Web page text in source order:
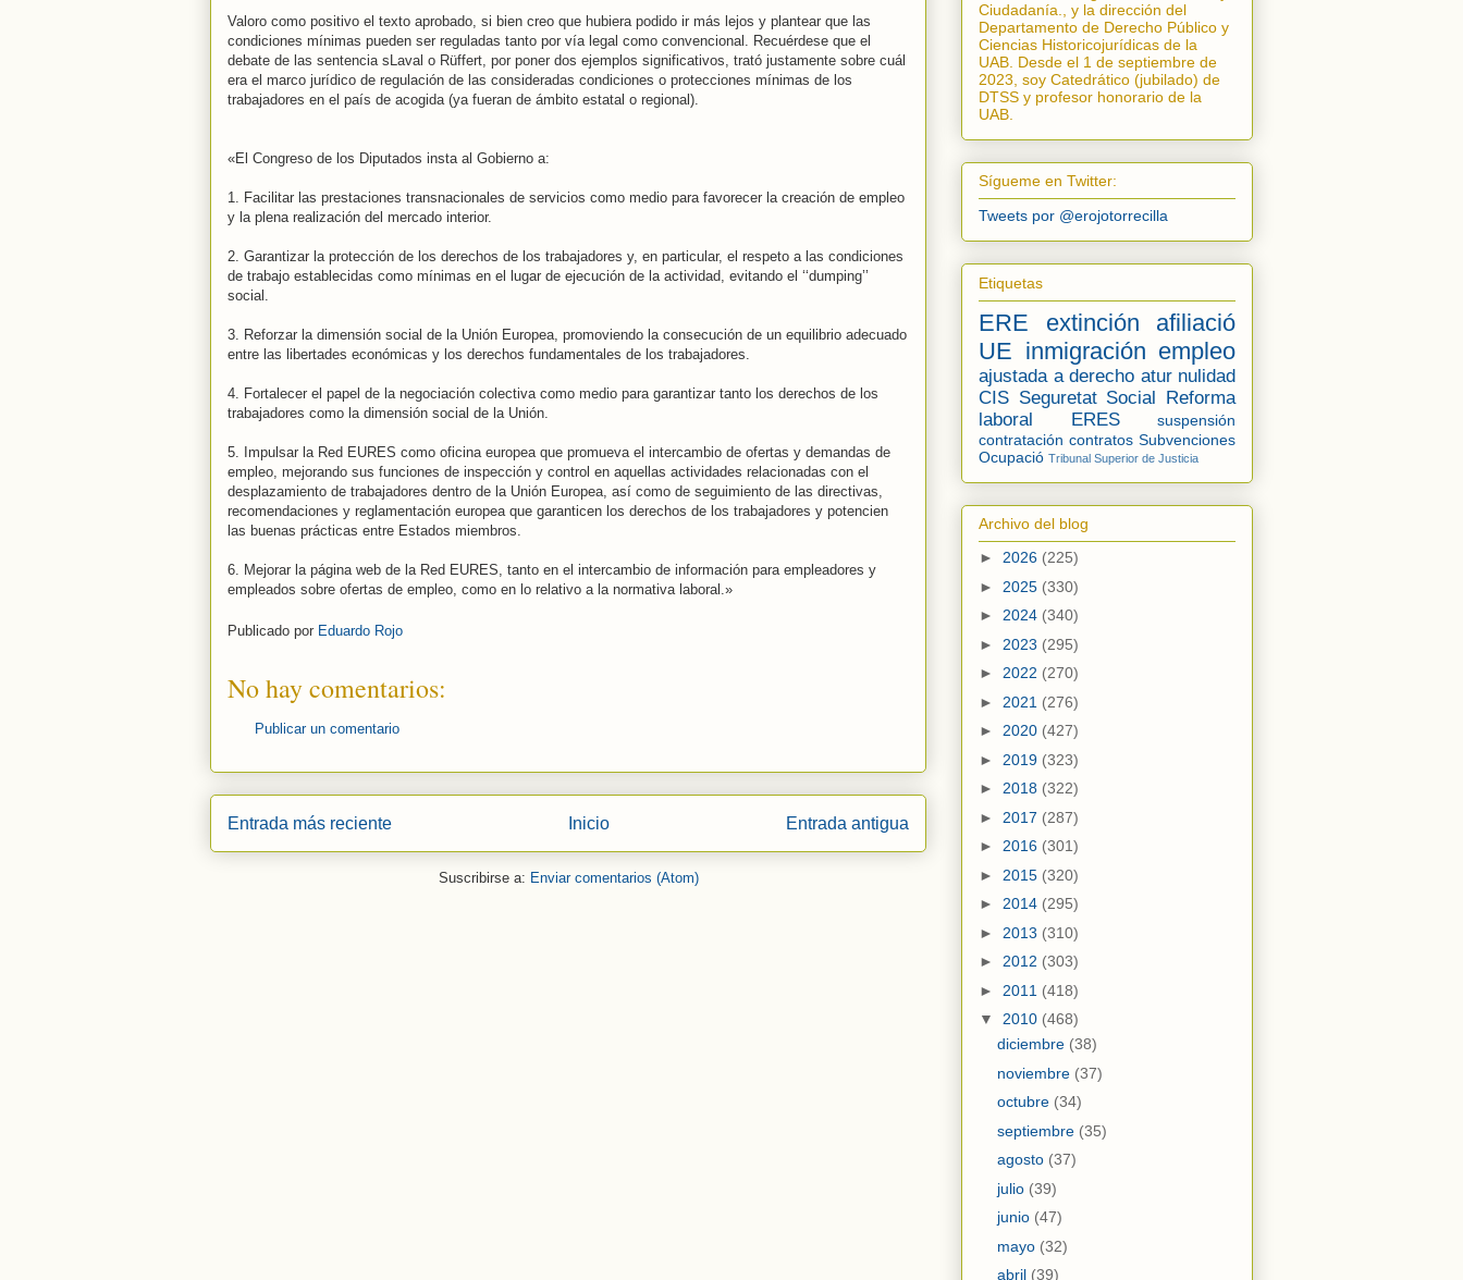
Valoro como positivo el texto aprobado, si bien creo que hubiera podido ir más lejos y plantear que las
condiciones mínimas pueden ser reguladas tanto por vía legal como convencional. Recuérdese que el
debate de las sentencia sLaval o Rüffert, por poner dos ejemplos significativos, trató justamente sobre cuál
era el marco jurídico de regulación de las consideradas condiciones o protecciones mínimas de los
trabajadores en el país de acogida (ya fueran de ámbito estatal o regional).
«El Congreso de los Diputados insta al Gobierno a:
1. Facilitar las prestaciones transnacionales de servicios como medio para favorecer la creación de empleo
y la plena realización del mercado interior.
2. Garantizar la protección de los derechos de los trabajadores y, en particular, el respeto a las condiciones
de trabajo establecidas como mínimas en el lugar de ejecución de la actividad, evitando el ‘‘dumping’’
social.
3. Reforzar la dimensión social de la Unión Europea, promoviendo la consecución de un equilibrio adecuado
entre las libertades económicas y los derechos fundamentales de los trabajadores.
4. Fortalecer el papel de la negociación colectiva como medio para garantizar tanto los derechos de los
trabajadores como la dimensión social de la Unión.
5. Impulsar la Red EURES como oficina europea que promueva el intercambio de ofertas y demandas de
empleo, mejorando sus funciones de inspección y control en aquellas actividades relacionadas con el
desplazamiento de trabajadores dentro de la Unión Europea, así como de seguimiento de las directivas,
recomendaciones y reglamentación europea que garanticen los derechos de los trabajadores y potencien
las buenas prácticas entre Estados miembros.
6. Mejorar la página web de la Red EURES, tanto en el intercambio de información para empleadores y
empleados sobre ofertas de empleo, como en lo relativo a la normativa laboral.»
Publicado por Eduardo Rojo
No hay comentarios:
Publicar un comentario
Entrada más reciente Entrada antigua
Inicio
Suscribirse a: Enviar comentarios (Atom)
Ciudadanía.
, y la dirección del
Departamento de Derecho Público y
Ciencias Historicojurídicas de la
UAB. Desde el 1 de septiembre de
2023, soy Catedrático (jubilado) de
DTSS y profesor honorario de la
UAB.
Sígueme en Twitter:
Tweets por @erojotorrecilla
Etiquetas
ERE extinción
afiliació
UE inmigración empleo
ajustada a derecho atur nulidad
CIS Seguretat Social Reforma
laboral
ERES
suspensión
contratación contratos Subvenciones
Ocupació Tribunal Superior de Justicia
Archivo del blog
► 2026 (225)
► 2025 (330)
► 2024 (340)
► 2023 (295)
► 2022 (270)
► 2021 (276)
► 2020 (427)
► 2019 (323)
► 2018 (322)
► 2017 (287)
► 2016 (301)
► 2015 (320)
► 2014 (295)
► 2013 (310)
► 2012 (303)
► 2011 (418)
▼ 2010 (468)
diciembre (38)
noviembre (37)
octubre (34)
septiembre (35)
agosto (37)
julio (39)
junio (47)
mayo (32)
abril (39)